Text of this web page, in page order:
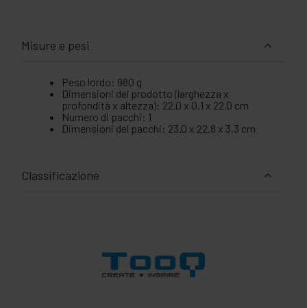
Misure e pesi
Peso lordo: 980 g
Dimensioni del prodotto (larghezza x
profondità x altezza): 22.0 x 0.1 x 22.0 cm
Numero di pacchi: 1
Dimensioni del pacchi: 23.0 x 22.8 x 3.3 cm
Classificazione